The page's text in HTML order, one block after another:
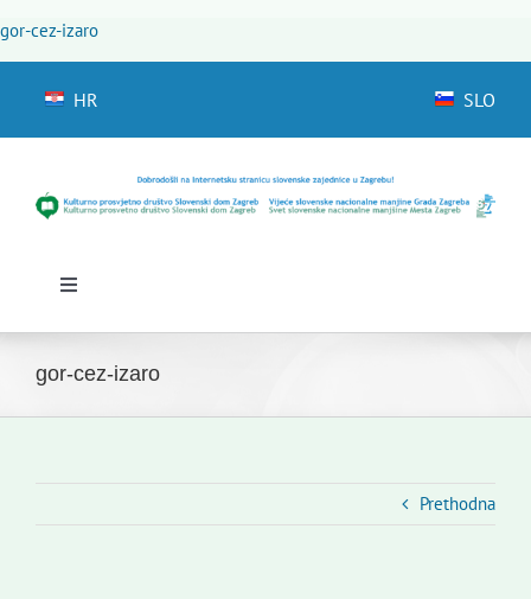
to
content
gor-cez-izaro
HR SLO
Toggle
Početna
Novosti
Slovenski dom Zagreb
gor-cez-izaro
Prethodna